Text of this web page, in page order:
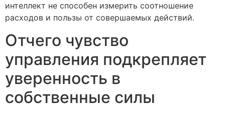
интеллект не способен измерить соотношение
расходов и пользы от совершаемых действий.
Отчего чувство
управления подкрепляет
уверенность в
собственные силы